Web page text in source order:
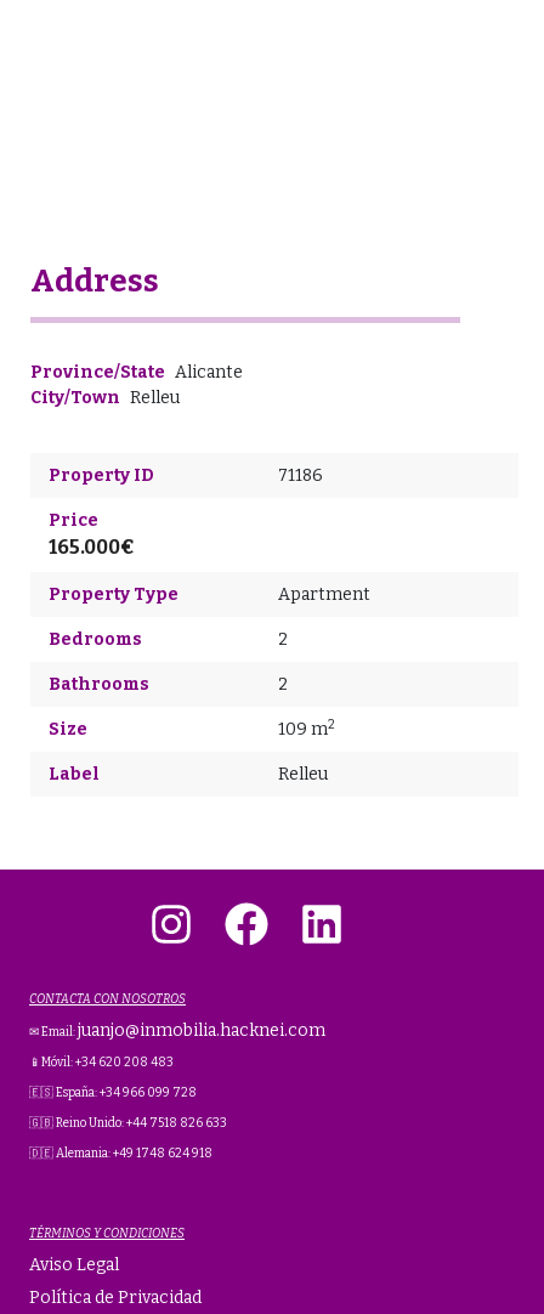
Address
Province/State Alicante
City/Town Relleu
Property ID 71186
Price
165.000€
Property Type Apartment
Bedrooms 2
Bathrooms 2
Size 109 m2
Label Relleu
InstagramFacebook LinkedIn
CONTACTA CON NOSOTROS
✉ Email:juanjo@inmobilia.hacknei.com
📱Móvil: +34 620 208 483
🇪🇸 España: +34 966 099 728
🇬🇧 Reino Unido: +44 7518 826 633
🇩🇪 Alemania: +49 1748 624 918
TÉRMINOS Y CONDICIONES
Aviso Legal
Política de Privacidad